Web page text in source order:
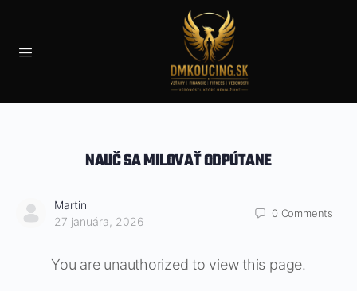
NAUČ SA MILOVAŤ ODPÚTANE
Martin
27 januára, 2026
0 Comments
You are unauthorized to view this page.